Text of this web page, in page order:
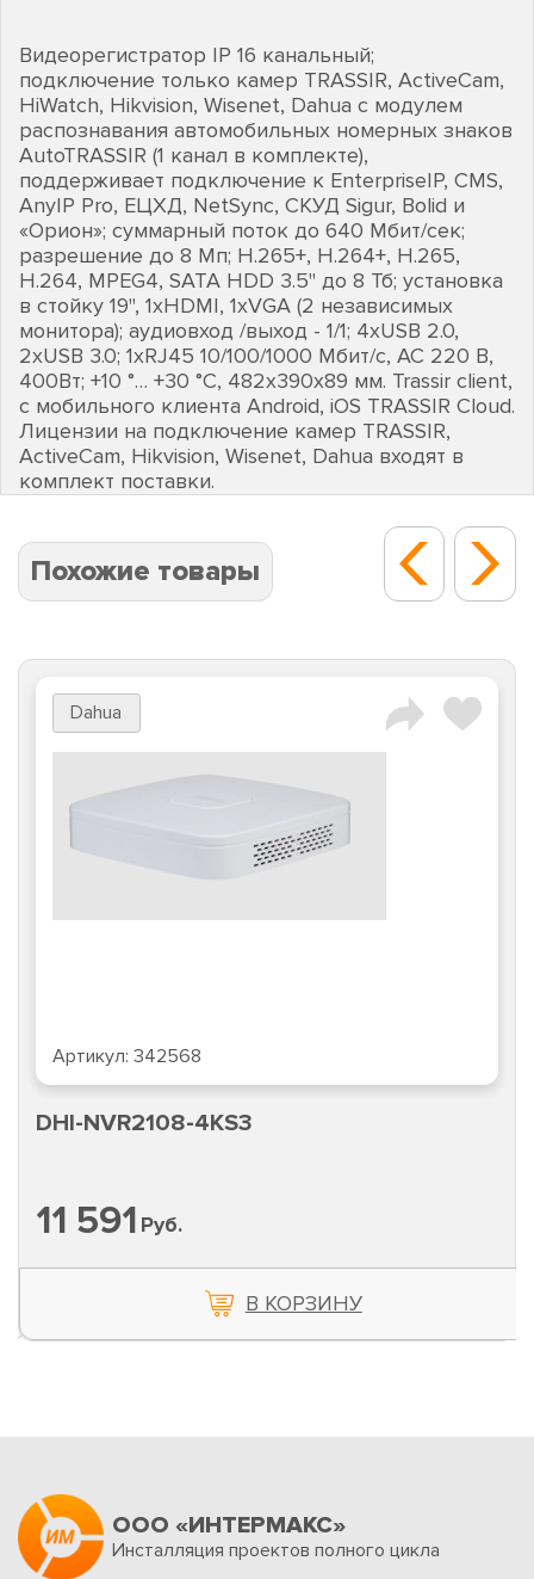
Видеорегистратор IP 16 канальный;
подключение только камер TRASSIR, ActiveCam,
HiWatch, Hikvision, Wisenet, Dahua с модулем
распознавания автомобильных номерных знаков
AutoTRASSIR (1 канал в комплекте),
поддерживает подключение к EnterpriseIP, CMS,
AnyIP Pro, ЕЦХД, NetSync, СКУД Sigur, Bolid и
«Орион»; суммарный поток до 640 Мбит/сек;
разрешение до 8 Мп; H.265+, Н.264+, H.265,
Н.264, MPEG4, SATA HDD 3.5" до 8 Тб; установка
в стойку 19", 1хHDMI, 1хVGA (2 независимых
монитора); аудиовход /выход - 1/1; 4хUSB 2.0,
2хUSB 3.0; 1хRJ45 10/100/1000 Мбит/с, AC 220 В,
400Вт; +10 °… +30 °C, 482х390х89 мм. Trassir client,
с мобильного клиента Android, iOS TRASSIR Cloud.
Лицензии на подключение камер TRASSIR,
ActiveCam, Hikvision, Wisenet, Dahua входят в
комплект поставки.
Похожие товары
Dahua
Артикул: 342568
DHI-NVR2108-4KS3
11 591 Руб.
В КОРЗИНУ
ООО «ИНТЕРМАКС»
Инсталляция проектов полного цикла